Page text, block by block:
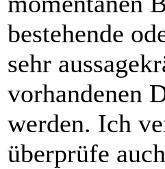
bestehende
sehr
vorhandenen
werden. Ich
überprüfe